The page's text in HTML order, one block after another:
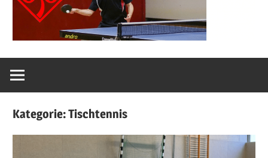
Kategorie:Tischtennis